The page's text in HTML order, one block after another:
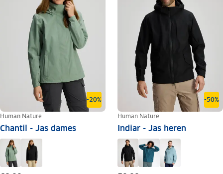
-20%
Human Nature
Chantil - Jas dames
-50%
Human Nature
Indiar - Jas heren